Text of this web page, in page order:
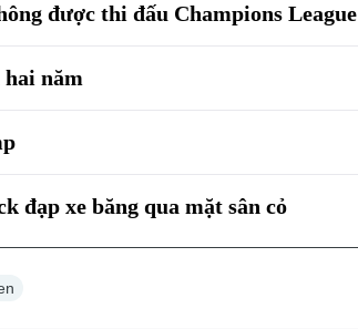
được thi đấu Champions League
năm
đạp xe băng qua mặt sân cỏ